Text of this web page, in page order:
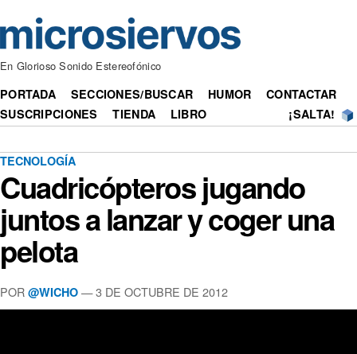
En Glorioso Sonido Estereofónico
PORTADA SECCIONES/BUSCAR HUMOR
CONTACTAR
SUSCRIPCIONES
TIENDA LIBRO ¡SALTA!
TECNOLOGÍA
Cuadricópteros jugando
juntos a lanzar y coger una
pelota
POR @WICHO — 3 DE OCTUBRE DE 2012